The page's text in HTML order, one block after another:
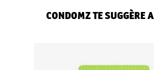
CONDOMZ TE SUGGÈRE